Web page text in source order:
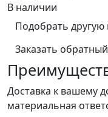
В наличии
Подобрать
Заказать
Доставка к вашему
материальная